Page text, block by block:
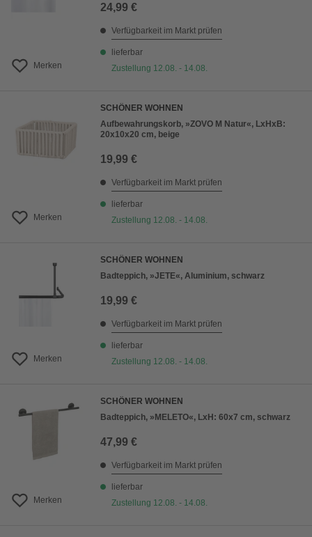
Merken
24,99 €
Verfügbarkeit im Markt prüfen
lieferbar
Zustellung 12.08. - 14.08.
Merken
SCHÖNER WOHNEN
Aufbewahrungskorb, »ZOVO M Natur«, LxHxB:
20x10x20 cm, beige
19,99 €
Verfügbarkeit im Markt prüfen
lieferbar
Zustellung 12.08. - 14.08.
Merken
SCHÖNER WOHNEN
Badteppich, »JETE«, Aluminium, schwarz
19,99 €
Verfügbarkeit im Markt prüfen
lieferbar
Zustellung 12.08. - 14.08.
Merken
SCHÖNER WOHNEN
Badteppich, »MELETO«, LxH: 60x7 cm, schwarz
47,99 €
Verfügbarkeit im Markt prüfen
lieferbar
Zustellung 12.08. - 14.08.